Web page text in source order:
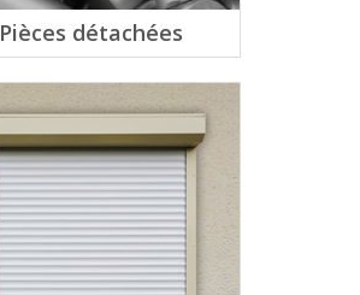
Pièces détachées